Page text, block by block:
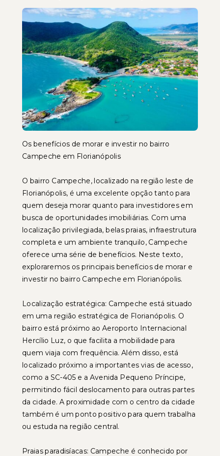
Os benefícios de morar e investir no bairro
Campeche em Florianópolis
O bairro Campeche, localizado na região leste de
Florianópolis, é uma excelente opção tanto para
quem deseja morar quanto para investidores em
busca de oportunidades imobiliárias. Com uma
localização privilegiada, belas praias, infraestrutura
completa e um ambiente tranquilo, Campeche
oferece uma série de benefícios. Neste texto,
exploraremos os principais benefícios de morar e
investir no bairro Campeche em Florianópolis.
Localização estratégica: Campeche está situado
em uma região estratégica de Florianópolis. O
bairro está próximo ao Aeroporto Internacional
Hercílio Luz, o que facilita a mobilidade para
quem viaja com frequência. Além disso, está
localizado próximo a importantes vias de acesso,
como a SC-405 e a Avenida Pequeno Príncipe,
permitindo fácil deslocamento para outras partes
da cidade. A proximidade com o centro da cidade
também é um ponto positivo para quem trabalha
ou estuda na região central.
Praias paradisíacas: Campeche é conhecido por